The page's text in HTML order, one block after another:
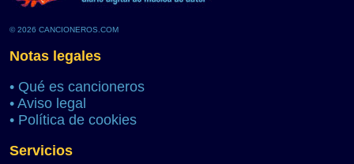
© 2026 CANCIONEROS.COM
Notas legales
• Qué es cancioneros
• Aviso legal
• Política de cookies
Servicios